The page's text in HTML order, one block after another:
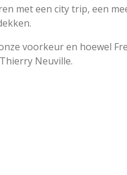
met een city trip, een
voorkeur en hoewel
Neuville.